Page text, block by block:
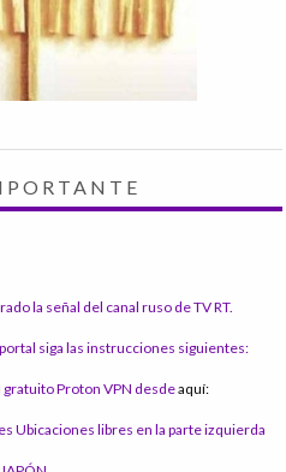
la señal del canal ruso de TV RT.
siga las instrucciones siguientes:
Proton VPN desdeaquí:
Ubicaciones libres en la parte izquierda